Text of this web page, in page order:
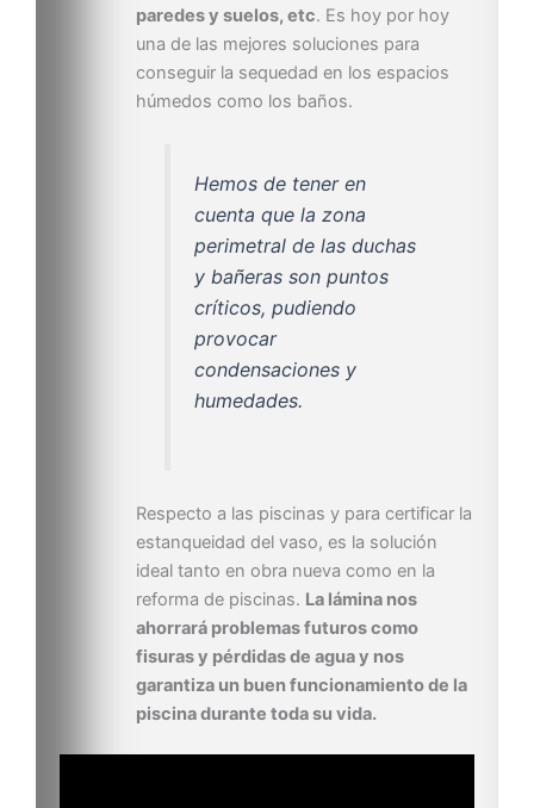
paredes y suelos, etc. Es hoy por hoy
una de las mejores soluciones para
conseguir la sequedad en los espacios
húmedos como los baños.
Hemos de tener en
cuenta que la zona
perimetral de las duchas
y bañeras son puntos
críticos, pudiendo
provocar
condensaciones y
humedades.
Respecto a las piscinas y para certificar la
estanqueidad del vaso, es la solución
ideal tanto en obra nueva como en la
reforma de piscinas. La lámina nos
ahorrará problemas futuros como
fisuras y pérdidas de agua y nos
garantiza un buen funcionamiento de la
piscina durante toda su vida.